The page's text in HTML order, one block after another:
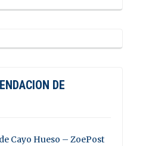
DE
Cayo Hueso – ZoePost